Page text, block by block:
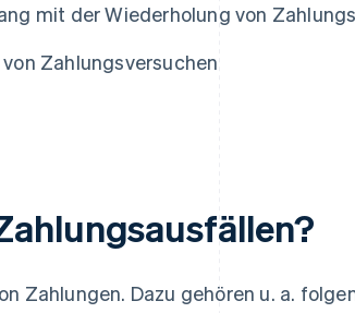
mit der Wiederholung von
Zahlungsversuchen
Zahlungen. Dazu gehören u. a.